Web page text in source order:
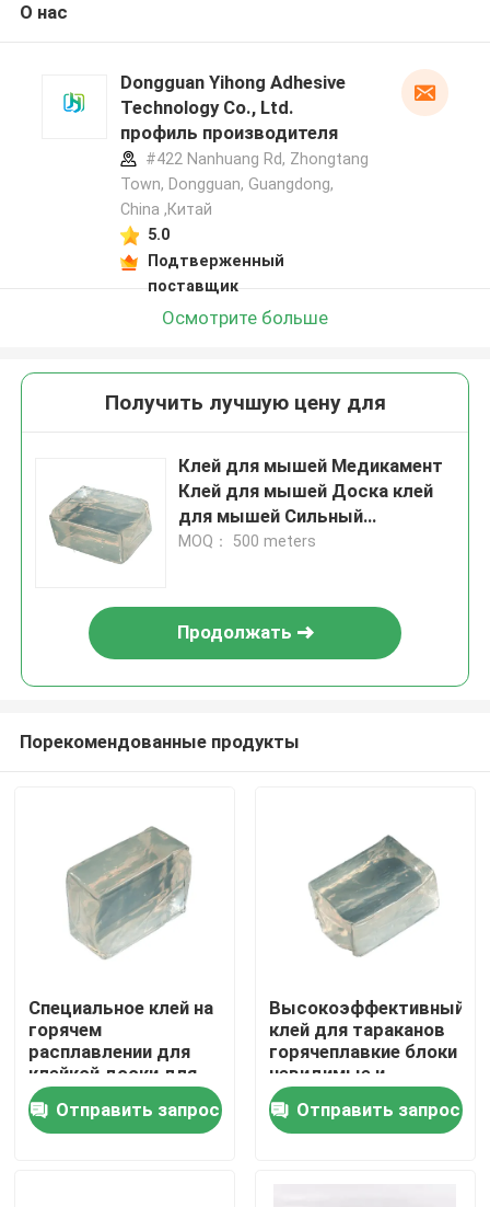
Главная страница
Продукция
О нас
Dongguan Yihong Adhesive
Technology Co., Ltd.
профиль производителя
#422 Nanhuang Rd, Zhongtang
Town, Dongguan, Guangdong,
China ,Китай
5.0
Подтверженный
поставщик
Осмотрите больше
Получить лучшую цену для
Клей для мышей Медикамент
Клей для мышей Доска клей
для мышей Сильный
высоковскозный клей для
MOQ： 500 meters
Продолжать
Порекомендованные продукты
Специальное клей на
горячем
расплавлении для
клейкой доски для
мух Сильное клейкое
клейкое и
эффективное
Отправить запрос
Высокоэффективный
клей для тараканов
горячеплавкие блоки
невидимые и
экологически
чистые нетоксичные
однопакетные
Отправить запрос